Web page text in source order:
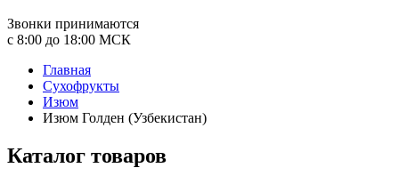
Звонки принимаются
с 8:00 до 18:00 МСК
Главная
Сухофрукты
Изюм
Изюм Голден (Узбекистан)
Каталог товаров